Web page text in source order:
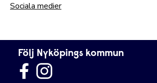
Sociala medier
Följ Nyköpings kommun